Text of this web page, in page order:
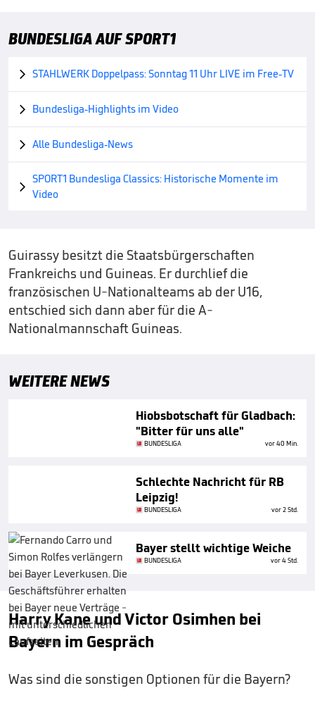
BUNDESLIGA AUF SPORT1
 STAHLWERK Doppelpass: Sonntag 11 Uhr LIVE im Free-TV
 Bundesliga-Highlights im Video
 Alle Bundesliga-News

SPORT1 Bundesliga Classics: Historische Momente im
Video
Guirassy besitzt die Staatsbürgerschaften
Frankreichs und Guineas. Er durchlief die
französischen U-Nationalteams ab der U16,
entschied sich dann aber für die A-
Nationalmannschaft Guineas.
WEITERE NEWS
Hiobsbotschaft für Gladbach:
"Bitter für uns alle"
BUNDESLIGA vor 40 Min.
Schlechte Nachricht für RB
Leipzig!
BUNDESLIGA vor 2 Std.
Bayer stellt wichtige Weiche
BUNDESLIGA vor 4 Std.
Harry Kane und Victor Osimhen bei
Bayern im Gespräch
Was sind die sonstigen Optionen für die Bayern?